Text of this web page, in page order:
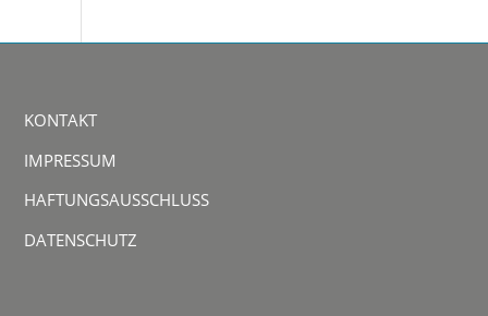
KONTAKT
IMPRESSUM
HAFTUNGSAUSSCHLUSS
DATENSCHUTZ